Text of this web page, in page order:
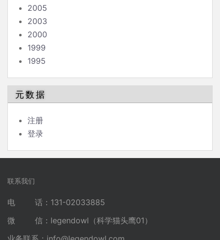
2005
2003
2000
1999
1995
元数据
注册
登录
联系我们
电 话：131-02033885
微 信：legendowl（科学猫头鹰01）